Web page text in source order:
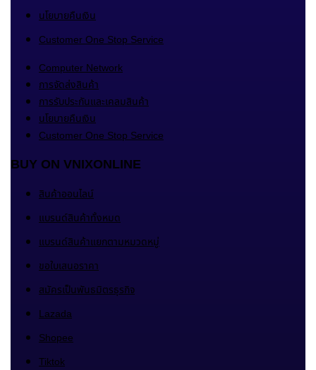
นโยบายคืนเงิน
Customer One Stop Service
Computer Network
การจัดส่งสินค้า
การรับประกันและเคลมสินค้า
นโยบายคืนเงิน
Customer One Stop Service
BUY ON VNIXONLINE
สินค้าออนไลน์
แบรนด์สินค้าทั้งหมด
แบรนด์สินค้าแยกตามหมวดหมู่
ขอใบเสนอราคา
สมัครเป็นพันธมิตรธุรกิจ
Lazada
Shopee
Tiktok